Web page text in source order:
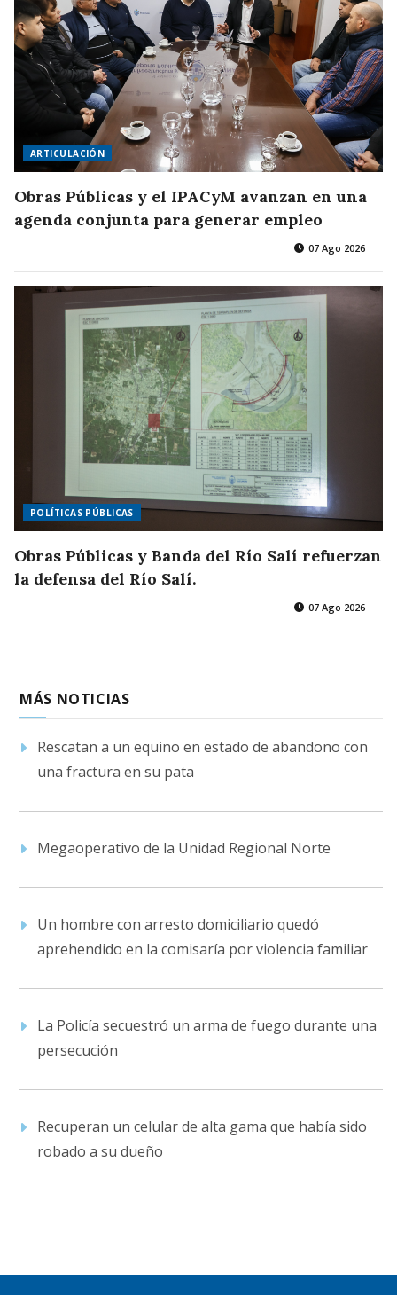
ARTICULACIÓN
Obras Públicas y el IPACyM avanzan en una
agenda conjunta para generar empleo
07 Ago 2026
POLÍTICAS PÚBLICAS
Obras Públicas y Banda del Río Salí refuerzan
la defensa del Río Salí.
07 Ago 2026
MÁS NOTICIAS
Rescatan a un equino en estado de abandono con
una fractura en su pata
Megaoperativo de la Unidad Regional Norte
Un hombre con arresto domiciliario quedó
aprehendido en la comisaría por violencia familiar
La Policía secuestró un arma de fuego durante una
persecución
Recuperan un celular de alta gama que había sido
robado a su dueño